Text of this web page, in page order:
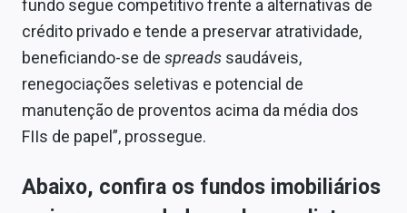
fundo segue competitivo frente a alternativas de
crédito privado e tende a preservar atratividade,
beneficiando-se de spreads saudáveis,
renegociações seletivas e potencial de
manutenção de proventos acima da média dos
FIIs de papel”, prossegue.
Abaixo, confira os fundos imobiliários